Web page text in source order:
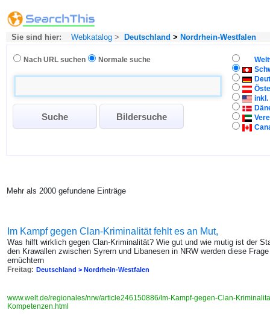
Sie sind hier: Webkatalog > Deutschland > Nordrhein-Westfalen
Nach URL suchen Normale suche
inkl.
Mehr als 2000 gefundene Einträge
Im Kampf gegen Clan-Kriminalität fehlt es an Mut,
Was hilft wirklich gegen Clan-Kriminalität? Wie gut und wie mutig ist der
den Krawallen zwischen Syrern und Libanesen in NRW werden diese
ernüchtern
Freitag: Deutschland > Nordrhein-Westfalen
www.welt.de/regionales/nrw/article246150886/Im-Kampf-gegen-Clan-
Kompetenzen.html